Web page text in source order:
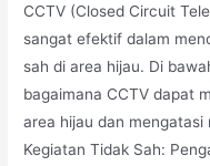
CCTV (Closed Circuit
sangat efektif dalam
sah di area hijau. Di
bagaimana CCTV dapat
area hijau dan
Kegiatan Tidak Sah: